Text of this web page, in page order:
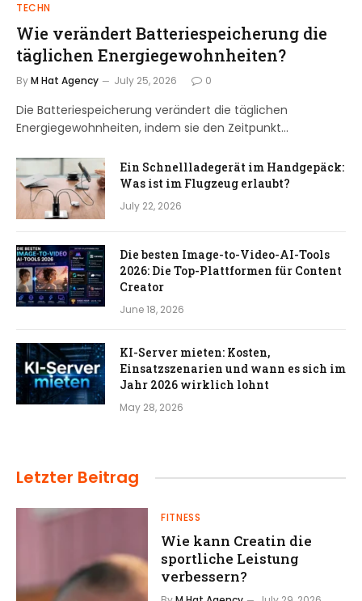
TECHN
Wie verändert Batteriespeicherung die
täglichen Energiegewohnheiten?
ByM Hat Agency July 25, 2026 0
Die Batteriespeicherung verändert die täglichen
Energiegewohnheiten, indem sie den Zeitpunkt…
Ein Schnellladegerät im Handgepäck:
Was ist im Flugzeug erlaubt?
July 22, 2026
Die besten Image-to-Video-AI-Tools
2026: Die Top-Plattformen für Content
Creator
June 18, 2026
KI-Server mieten: Kosten,
Einsatzszenarien und wann es sich im
Jahr 2026 wirklich lohnt
May 28, 2026
Letzter Beitrag
FITNESS
Wie kann Creatin die
sportliche Leistung
verbessern?